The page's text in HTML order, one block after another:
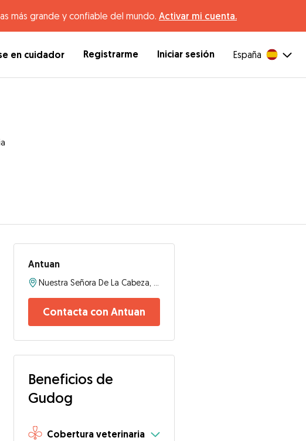
más grande y confiable del mundo. Activar mi cuenta.
en cuidador Registrarme Iniciar sesión España
Antuan
Contacta con Antuan
Beneficios de
Gudog
Cobertura veterinaria